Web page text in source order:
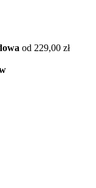
od 229,00 zł